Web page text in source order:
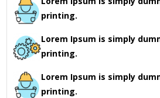
printing.
Lorem Ipsum is simply
printing.
Lorem Ipsum is simply
printing.